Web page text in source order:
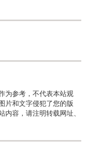
为参考，不代表本站观
片和文字侵犯了您的版
容，请注明转载网址、